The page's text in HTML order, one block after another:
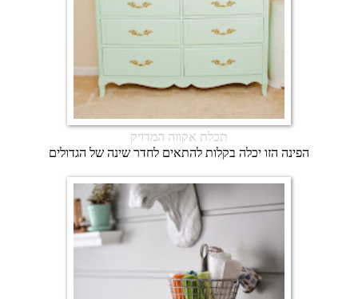
תכלת אקווה המדויק
הפינה הזו יכלה בקלות להתאים לחדר שינה של הגדולים